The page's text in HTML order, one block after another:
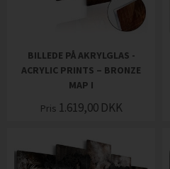
BILLEDE PÅ AKRYLGLAS -
ACRYLIC PRINTS – BRONZE
MAP I
Pris 1.619,00 DKK